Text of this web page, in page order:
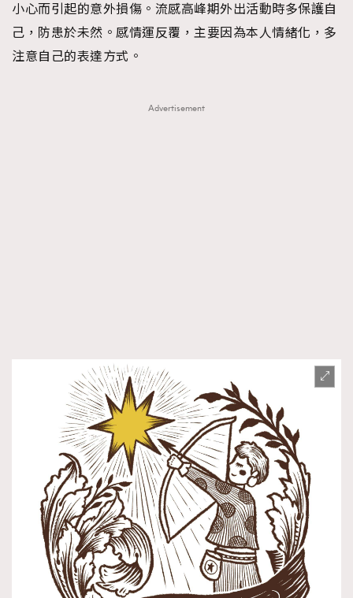
小心而引起的意外損傷。流感高峰期外出活動時多保護自
己，防患於未然。感情運反覆，主要因為本人情緒化，多
注意自己的表達方式。
Advertisement